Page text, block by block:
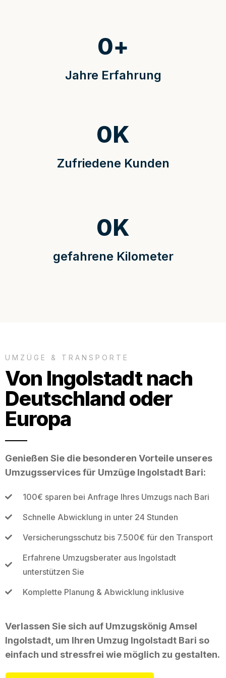
Jahre Erfahrung
0+
Zufriedene Kunden
0K
gefahrene Kilometer
0K
UMZÜGE & TRANSPORTE
Von Ingolstadt nach
Deutschland oder
Europa
Genießen Sie die besonderen Vorteile unseres
Umzugsservices für Umzüge Ingolstadt Bari:
100€ sparen bei Anfrage Ihres Umzugs nach Bari
Schnelle Abwicklung in unter 24 Stunden
Versicherungsschutz bis 7.500€ für den Transport
Erfahrene Umzugsberater aus Ingolstadt
unterstützen Sie
Komplette Planung & Abwicklung inklusive
Verlassen Sie sich auf Umzugskönig Amsel
Ingolstadt, um Ihren Umzug Ingolstadt Bari so
einfach und stressfrei wie möglich zu gestalten.